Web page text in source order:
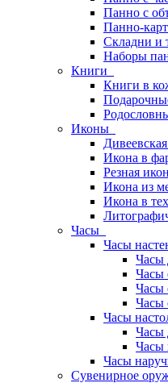
Панно с
Панно-
Складни и
Наборы
Книги
Книги в
Иконы
Икона в
Резная
Икона из
Икона в
Часы
Часы
Часы
Часы
Часы
Часы
Часы
Часы
Часы
Часы
Сувенирное